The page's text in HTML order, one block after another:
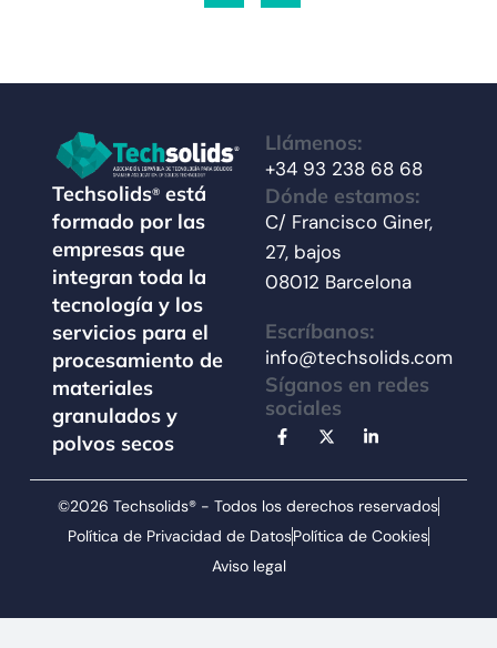
Techsolids®está
formado por las
empresas que
integran toda la
tecnología y los
servicios para el
procesamiento de
materiales
granulados y
polvos secos
Llámenos:
+34 93 238 68 68
Dónde estamos:
C/ Francisco Giner,
27, bajos
08012 Barcelona
Escríbanos:
info@techsolids.com
Síganos en redes
sociales
©2026 Techsolids® - Todos los derechos reservados
Política de Privacidad de DatosPolítica de Cookies
Aviso legal